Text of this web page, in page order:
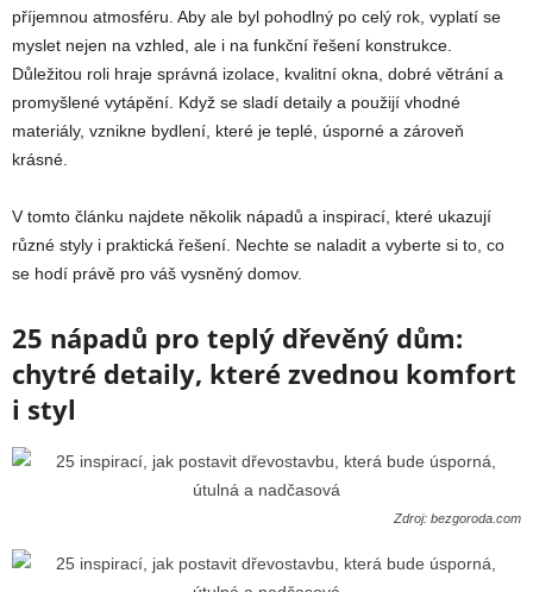
příjemnou atmosféru. Aby ale byl pohodlný po celý rok, vyplatí se
myslet nejen na vzhled, ale i na funkční řešení konstrukce.
Důležitou roli hraje správná izolace, kvalitní okna, dobré větrání a
promyšlené vytápění. Když se sladí detaily a použijí vhodné
materiály, vznikne bydlení, které je teplé, úsporné a zároveň
krásné.
V tomto článku najdete několik nápadů a inspirací, které ukazují
různé styly i praktická řešení. Nechte se naladit a vyberte si to, co
se hodí právě pro váš vysněný domov.
25 nápadů pro teplý dřevěný dům:
chytré detaily, které zvednou komfort
i styl
Zdroj: bezgoroda.com